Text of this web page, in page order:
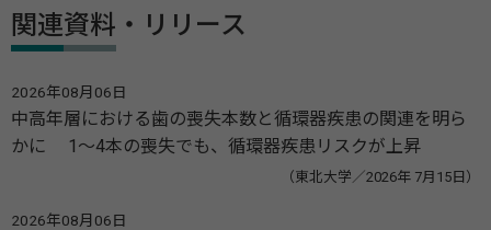
関連資料・リリース
2026年08月06日
中高年層における歯の喪失本数と循環器疾患の関連を明ら
かに 1～4本の喪失でも、循環器疾患リスクが上昇
（東北大学／2026年 7月15日）
2026年08月06日